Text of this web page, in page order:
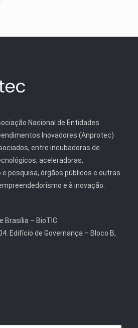
Nacional de Entidades
Inovadores (Anprotec)
entre incubadoras de
aceleradoras,
pesquisa, órgãos públicos e outras
e à inovação.
Brasília – BioTIC
Edifício de Governança – Bloco B,